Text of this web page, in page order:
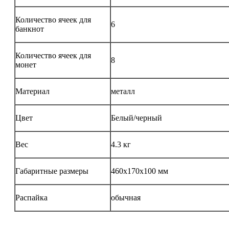
Количество ячеек для
банкнот
6
Количество ячеек для
монет
8
Материал металл
Цвет Белый/черный
Вес 4.3 кг
Габаритные размеры 460х170х100 мм
Распайка обычная